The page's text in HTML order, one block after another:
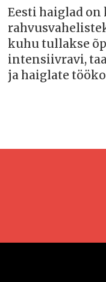
Eesti haiglad
kuhu tullakse
intensiivravi,
ja haiglate